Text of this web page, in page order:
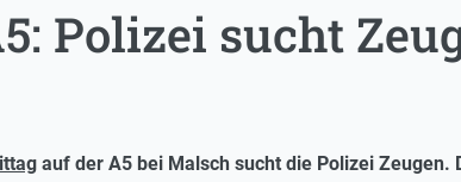
Polizei sucht
auf der A5 bei Malsch sucht die Polizei Zeugen.